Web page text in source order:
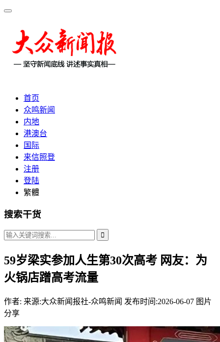
首页
众鸣新闻
内地
港澳台
国际
来信照登
注册
登陆
繁體
搜索干货
59岁梁实参加人生第30次高考 网友：为
火锅店蹭高考流量
作者: 来源:大众新闻报社-众鸣新闻 发布时间:2026-06-07 图片
分享